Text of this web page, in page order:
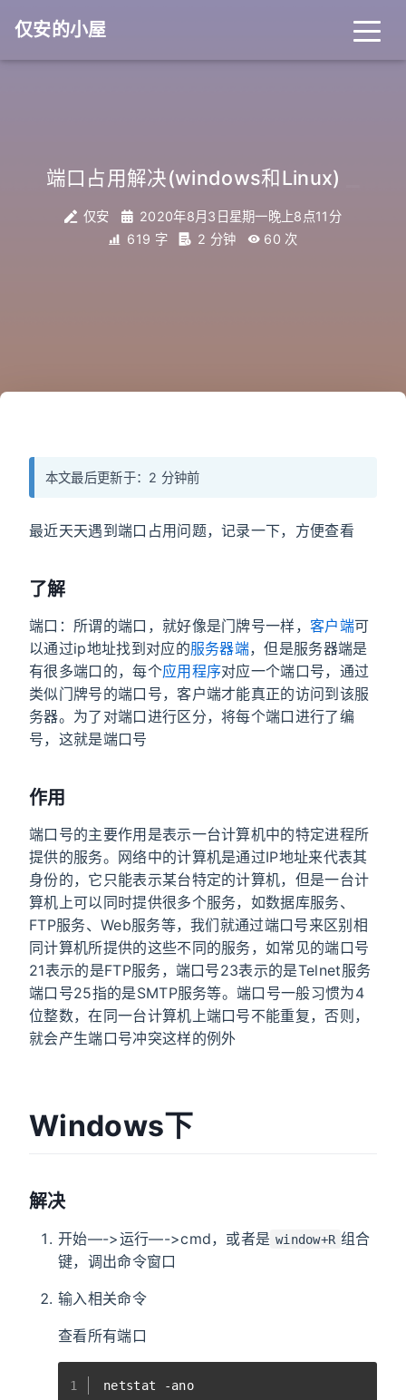
仅安的小屋
端口占用解决(windows和Linux)
仅安
2020年8月3日星期一晚上8点11分
619 字
2 分钟 60 次
本文最后更新于：2 分钟前
最近天天遇到端口占用问题，记录一下，方便查看
了解
端口：所谓的端口，就好像是门牌号一样，客户端可
以通过ip地址找到对应的服务器端，但是服务器端是
有很多端口的，每个应用程序对应一个端口号，通过
类似门牌号的端口号，客户端才能真正的访问到该服
务器。为了对端口进行区分，将每个端口进行了编
号，这就是端口号
作用
端口号的主要作用是表示一台计算机中的特定进程所
提供的服务。网络中的计算机是通过IP地址来代表其
身份的，它只能表示某台特定的计算机，但是一台计
算机上可以同时提供很多个服务，如数据库服务、
FTP服务、Web服务等，我们就通过端口号来区别相
同计算机所提供的这些不同的服务，如常见的端口号
21表示的是FTP服务，端口号23表示的是Telnet服务
端口号25指的是SMTP服务等。端口号一般习惯为4
位整数，在同一台计算机上端口号不能重复，否则，
就会产生端口号冲突这样的例外
Windows下
解决
开始—->运行—->cmd，或者是 window+R 组合
键，调出命令窗口
输入相关命令
查看所有端口
1 netstat -ano